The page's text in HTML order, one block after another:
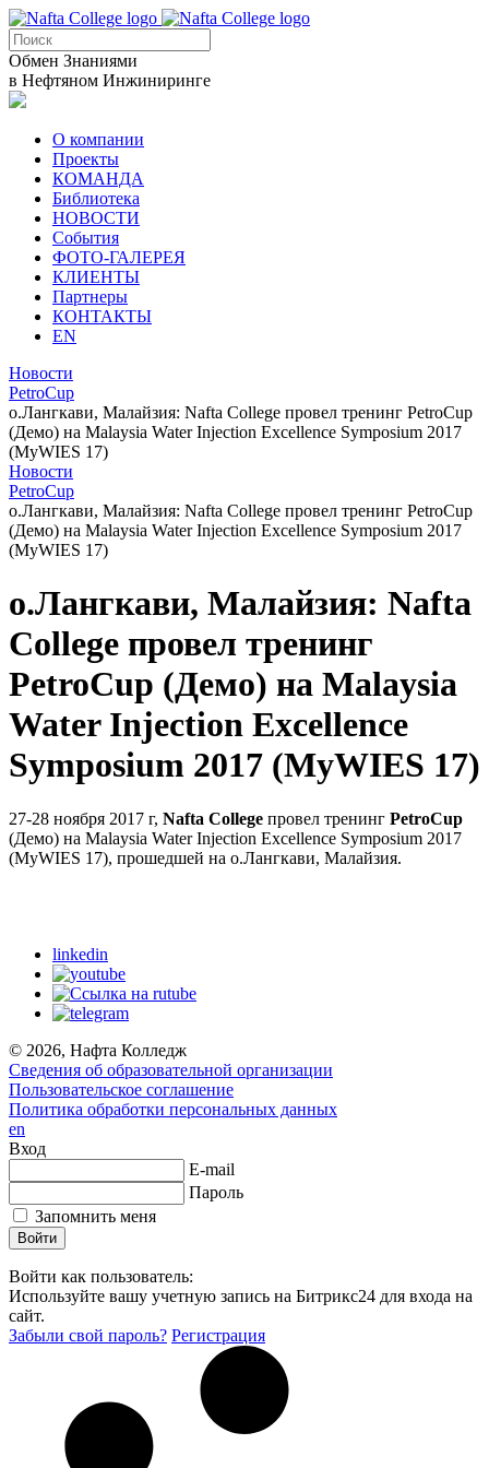
Обмен Знаниями
в Нефтяном Инжиниринге
О компании
Проекты
КОМАНДА
Библиотека
НОВОСТИ
События
ФОТО-ГАЛЕРЕЯ
КЛИЕНТЫ
Партнеры
КОНТАКТЫ
EN
Новости
PetroCup
о.Лангкави, Малайзия: Nafta College провел тренинг PetroCup
(Демо) на Malaysia Water Injection Excellence Symposium 2017
(MyWIES 17)
Новости
PetroCup
о.Лангкави, Малайзия: Nafta College провел тренинг PetroCup
(Демо) на Malaysia Water Injection Excellence Symposium 2017
(MyWIES 17)
о.Лангкави, Малайзия: Nafta
College провел тренинг
PetroCup (Демо) на Malaysia
Water Injection Excellence
Symposium 2017 (MyWIES 17)
27-28 ноября 2017 г, Nafta College провел тренинг PetroCup
(Демо) на Malaysia Water Injection Excellence Symposium 2017
(MyWIES 17), прошедшей на о.Лангкави, Малайзия.
linkedin
© 2026, Нафта Колледж
Сведения об образовательной организации
Пользовательское соглашение
Политика обработки персональных данных
en
Вход
E-mail
Пароль
Запомнить меня
Войти как пользователь:
Используйте вашу учетную запись на Битрикс24 для входа на
сайт.
Забыли свой пароль? Регистрация